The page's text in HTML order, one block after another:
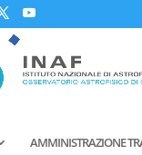
AMMINISTRAZIONE